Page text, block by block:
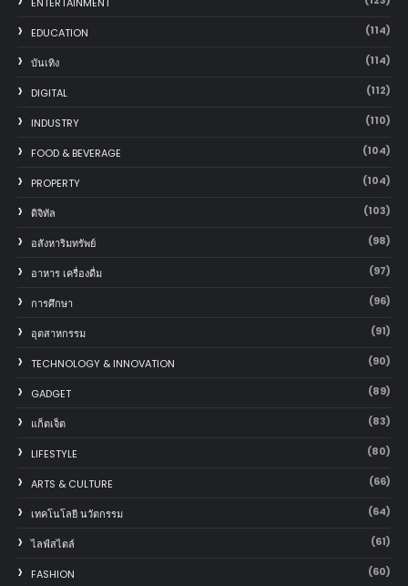
EDUCATION (114)
บันเทิง (114)
DIGITAL (112)
INDUSTRY (110)
FOOD & BEVERAGE (104)
PROPERTY (104)
ดิจิทัล (103)
อสังหาริมทรัพย์ (98)
อาหาร เครื่องดื่ม (97)
การศึกษา (96)
อุตสาหกรรม (91)
TECHNOLOGY & INNOVATION (90)
GADGET (89)
แก็ตเจ็ต (83)
LIFESTYLE (80)
ARTS & CULTURE (66)
เทคโนโลยี นวัตกรรม (64)
ไลฟ์สไตล์ (61)
FASHION (60)